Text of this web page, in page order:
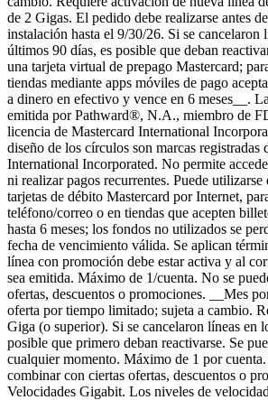
de 2 Gigas. El pedido debe realizarse antes
instalación hasta el 9/30/26. Si se cancelaron
últimos 90 días, es posible que deban
una tarjeta virtual de prepago Mastercard;
tiendas mediante apps móviles de pago
a dinero en efectivo y vence en 6 meses__.
emitida por Pathward®, N.A., miembro de
licencia de Mastercard International
diseño de los círculos son marcas registradas
International Incorporated. No permite
ni realizar pagos recurrentes. Puede utilizarse
tarjetas de débito Mastercard por Internet,
teléfono/correo o en tiendas que acepten
hasta 6 meses; los fondos no utilizados se
fecha de vencimiento válida. Se aplican
línea con promoción debe estar activa y al
sea emitida. Máximo de 1/cuenta. No se
ofertas, descuentos o promociones. __Mes
oferta por tiempo limitado; sujeta a cambio.
Giga (o superior). Si se cancelaron líneas en
posible que primero deban reactivarse. Se
cualquier momento. Máximo de 1 por
combinar con ciertas ofertas, descuentos o
Velocidades Gigabit. Los niveles de